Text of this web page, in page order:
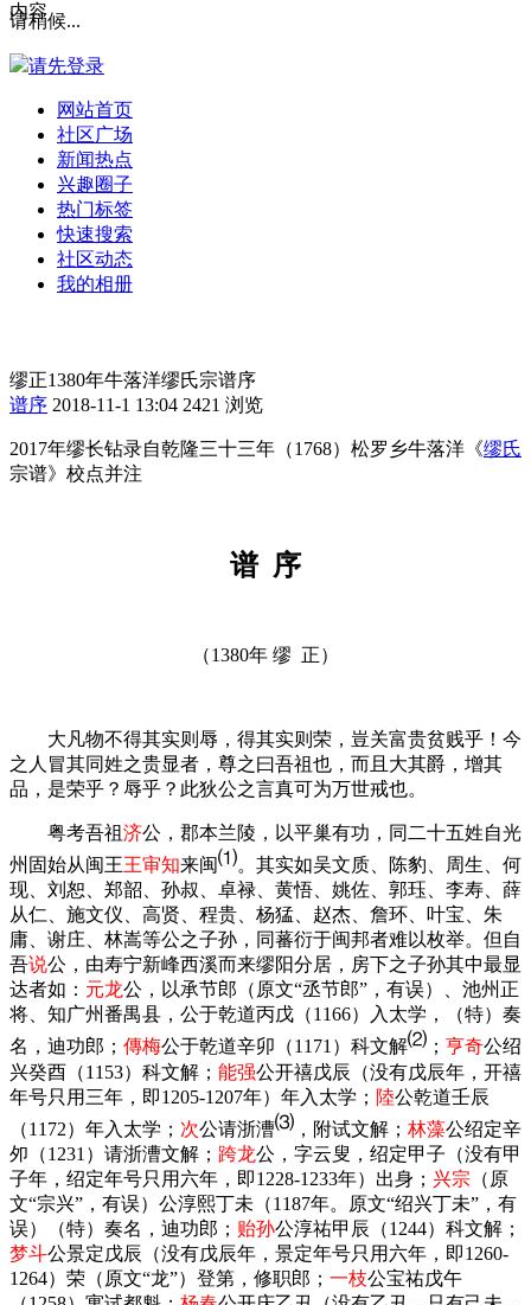
请稍候...
请先登录
网站首页
社区广场
新闻热点
兴趣圈子
热门标签
快速搜索
社区动态
我的相册
内容
缪正1380年牛落洋缪氏宗谱序
谱序 2018-11-1 13:04 2421 浏览
2017年缪长钻录自乾隆三十三年（1768）松罗乡牛落洋《缪氏
宗谱》校点并注
谱 序
（1380年 缪 正）
大凡物不得其实则辱，得其实则荣，豈关富贵贫贱乎！今
之人冒其同姓之贵显者，尊之曰吾祖也，而且大其爵，增其
品，是荣乎？辱乎？此狄公之言真可为万世戒也。
粤考吾祖济公，郡本兰陵，以平巢有功，同二十五姓自光
州固始从闽王王审知来闽⑴。其实如吴文质、陈豹、周生、何
现、刘恕、郑韶、孙叔、卓禄、黄悟、姚佐、郭珏 、李寿、薛
从仁、施文仪、高贤、程贵、杨猛、赵杰、詹环、叶宝、朱
庸、谢庄、林嵩等公之子孙，同蕃衍于闽邦者难以枚举。但自
吾说公，由寿宁新峰西溪而来缪阳分居，房下之子孙其中最显
达者如： 元龙公，以承节郎（原文“丞节郎”，有误）、池州正
将、知广州番禺县，公于乾道丙戊（1166）入太学，（特）奏
名，迪功郎； 傳梅公于乾道辛卯（1171）科文解⑵ ； 亨奇公绍
兴癸酉（1153）科文解； 能强公开禧戊辰（没有戊辰年，开禧
年号只用三年，即1205-1207年）年入太学； 陸公乾道壬辰
（1172）年入太学； 次公请浙漕⑶ ，附试文解； 林藻公绍定辛
夘（1231 ）请浙漕文解； 跨龙公，字云叟，绍定甲子（没有甲
子年，绍定年号只用六年，即1228-1233年）出身； 兴宗 （原
文“宗兴”，有误）公淳熙丁未（1187年。原文“绍兴丁未”，有
误）（特）奏名，迪功郎； 贻孙公淳祐甲辰（1244）科文解；
梦斗公景定戊辰（没有戊辰年，景定年号只用六年，即1260-
1264）荣（原文“龙”）登第，修职郎； 一枝公宝祐戊午